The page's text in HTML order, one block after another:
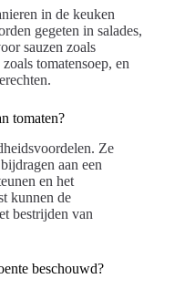
in de keuken
gegeten in salades,
sauzen zoals
tomatensoep, en
tomaten?
Ze
aan een
en het
kunnen de
bestrijden van
beschouwd?